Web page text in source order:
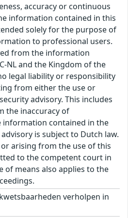
accuracy or continuous
information contained in this
solely for the purpose of
to professional users.
from the information
NL and the Kingdom of the
legal liability or responsibility
from either the use or
advisory. This includes
the inaccuracy of
information contained in the
is subject to Dutch law.
arising from the use of this
to the competent court in
of means also applies to the
verholpen in